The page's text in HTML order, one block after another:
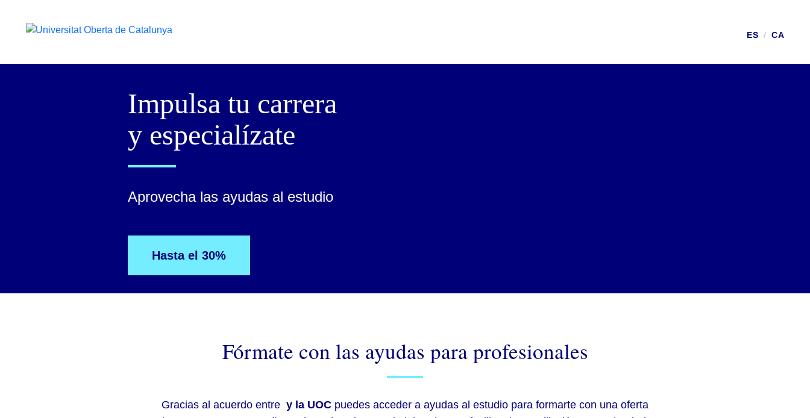
ES / CA
Impulsa tu carrera
y especialízate
Aprovecha las ayudas al estudio
Hasta el 30%
Fórmate con las ayudas para profesionales
Gracias al acuerdo entre y la UOC puedes acceder a ayudas al estudio para formarte con una oferta